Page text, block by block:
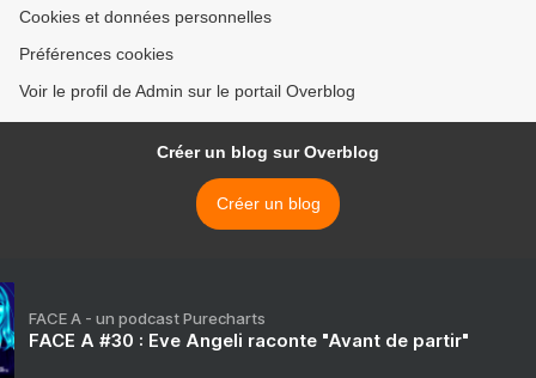
Cookies et données personnelles
Préférences cookies
Voir le profil de Admin sur le portail Overblog
Créer un blog sur Overblog
Créer un blog
FACE A - un podcast Purecharts
FACE A #30 : Eve Angeli raconte "Avant de partir"